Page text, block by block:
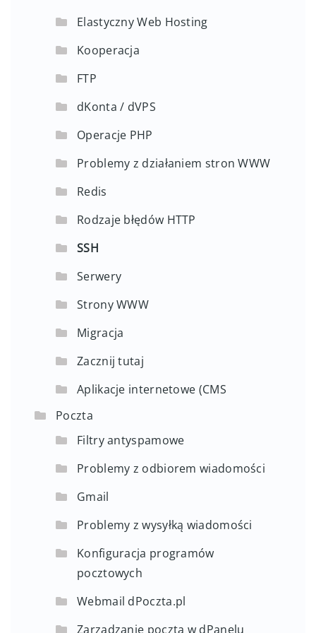
Elastyczny Web Hosting
Kooperacja
FTP
dKonta / dVPS
Operacje PHP
Problemy z działaniem stron WWW
Redis
Rodzaje błędów HTTP
SSH
Serwery
Strony WWW
Migracja
Zacznij tutaj
Aplikacje internetowe (CMS
Poczta
Filtry antyspamowe
Problemy z odbiorem wiadomości
Gmail
Problemy z wysyłką wiadomości
Konfiguracja programów
pocztowych
Webmail dPoczta.pl
Zarządzanie pocztą w dPanelu